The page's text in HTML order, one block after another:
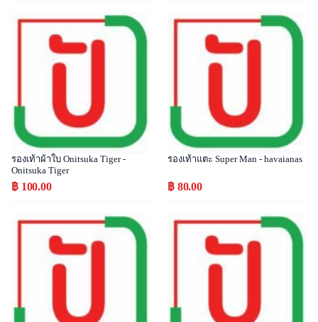
Popular
รองเท้าผ้าใบ Onitsuka Tiger -
Onitsuka Tiger
฿ 100.00
Popular
รองเท้าแตะ Super Man - havaianas
฿ 80.00
Popular Popular